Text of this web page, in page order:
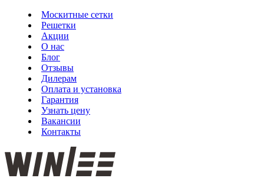
Москитные сетки
Решетки
Акции
О нас
Блог
Отзывы
Дилерам
Оплата и установка
Гарантия
Узнать цену
Вакансии
Контакты